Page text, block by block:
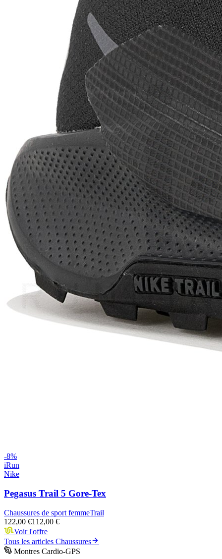
-8%
iRun
Nike
Pegasus Trail 5 Gore-Tex
Chaussures de sport femmeTrail
122,00 €112,00 €
Voir l'offre
Tous les articles Chaussures
Montres Cardio-GPS